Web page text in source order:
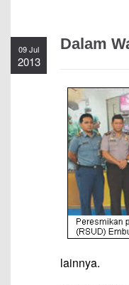
09 Jul
2013
Dalam
lainnya.